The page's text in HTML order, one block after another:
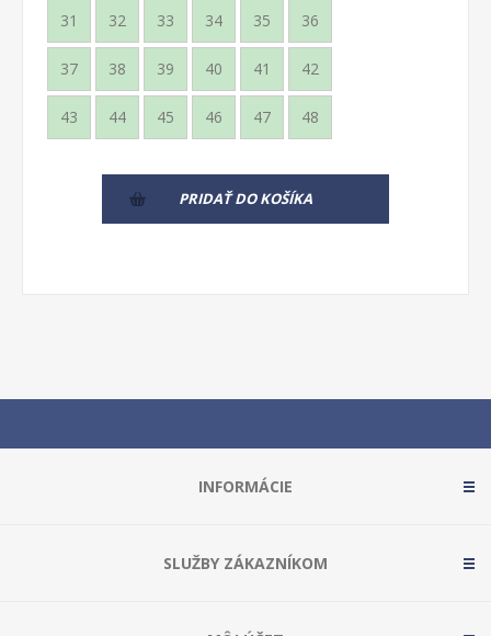
31 32 33 34 35 36
37 38 39 40 41 42
43 44 45 46 47 48
PRIDAŤ DO KOŠÍKA
INFORMÁCIE
SLUŽBY ZÁKAZNÍKOM